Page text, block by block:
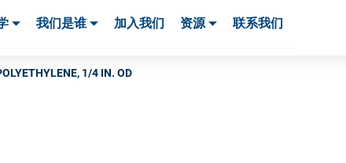
我们是谁 加入我们 资源 联系我们
1/4 IN. OD